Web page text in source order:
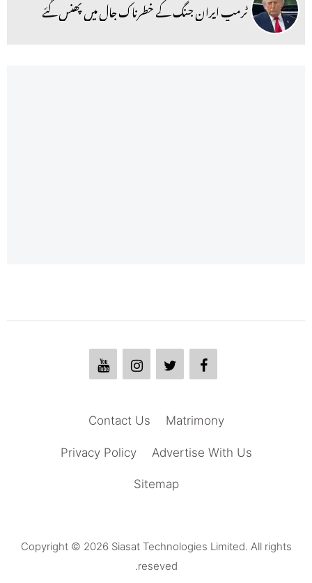
ٹرمپ ایران جنگ کے خطرناک جال میں پھنس گئے
Matrimony
Contact Us
Advertise With Us
Privacy Policy
Sitemap
Copyright © 2026 Siasat Technologies Limited. All rights
reseved.